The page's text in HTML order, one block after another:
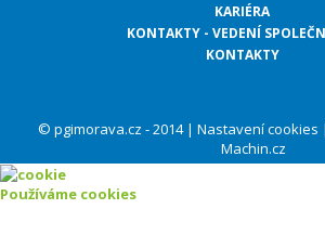
KARIÉRA
KONTAKTY - VEDENÍ
KONTAKTY
© pgimorava.cz - 2014 | Nastavení cookies |
Machin.cz
Používáme cookies